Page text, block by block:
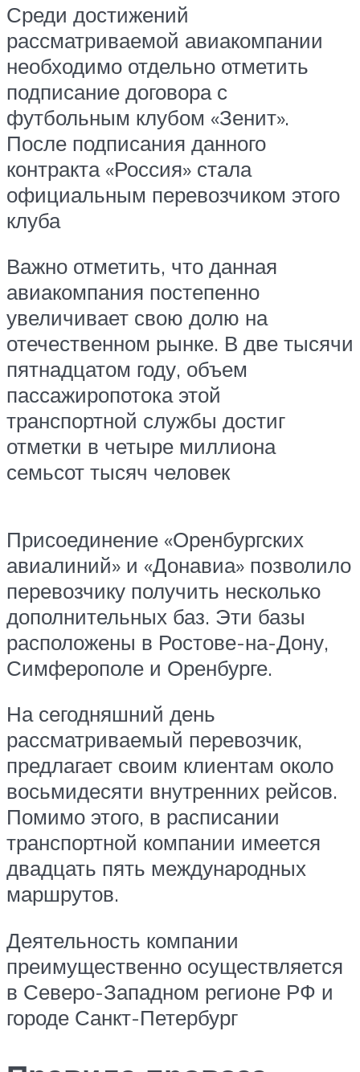
Среди достижений
рассматриваемой авиакомпании
необходимо отдельно отметить
подписание договора с
футбольным клубом «Зенит».
После подписания данного
контракта «Россия» стала
официальным перевозчиком этого
клуба
Важно отметить, что данная
авиакомпания постепенно
увеличивает свою долю на
отечественном рынке. В две тысячи
пятнадцатом году, объем
пассажиропотока этой
транспортной службы достиг
отметки в четыре миллиона
семьсот тысяч человек
Присоединение «Оренбургских
авиалиний» и «Донавиа» позволило
перевозчику получить несколько
дополнительных баз. Эти базы
расположены в Ростове-на-Дону,
Симферополе и Оренбурге.
На сегодняшний день
рассматриваемый перевозчик,
предлагает своим клиентам около
восьмидесяти внутренних рейсов.
Помимо этого, в расписании
транспортной компании имеется
двадцать пять международных
маршрутов.
Деятельность компании
преимущественно осуществляется
в Северо-Западном регионе РФ и
городе Санкт-Петербург